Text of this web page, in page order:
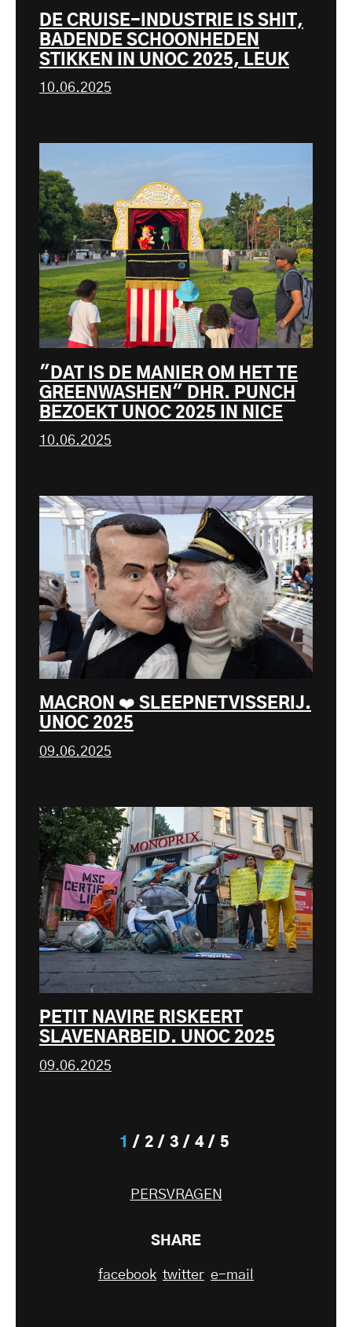
DE CRUISE-INDUSTRIE IS SHIT,
BADENDE SCHOONHEDEN
STIKKEN IN UNOC 2025, LEUK
10.06.2025
"DAT IS DE MANIER OM HET TE
GREENWASHEN" DHR. PUNCH
BEZOEKT UNOC 2025 IN NICE
10.06.2025
MACRON ❤️ SLEEPNETVISSERIJ.
UNOC 2025
09.06.2025
PETIT NAVIRE RISKEERT
SLAVENARBEID. UNOC 2025
09.06.2025
1 2 3 4 5
PERSVRAGEN
SHARE
facebook twitter e-mail